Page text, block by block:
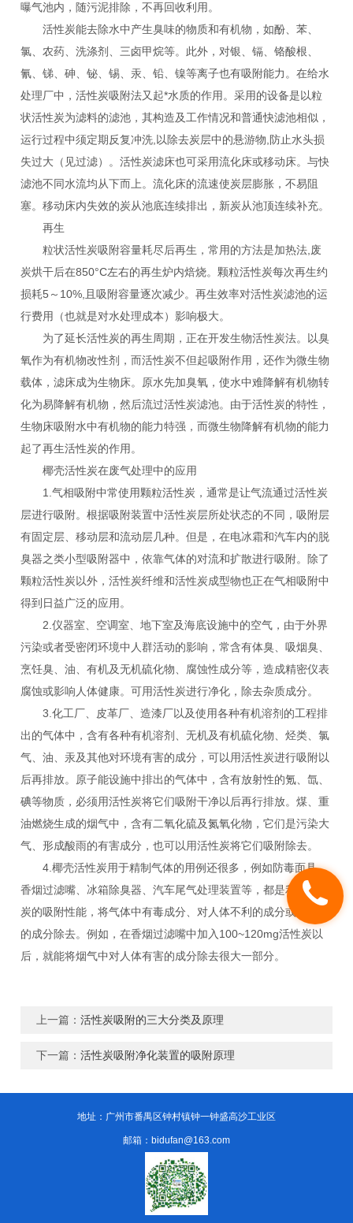
曝气池内，随污泥排除，不再回收利用。
活性炭能去除水中产生臭味的物质和有机物，如酚、苯、
氯、农药、洗涤剂、三卤甲烷等。此外，对银、镉、铬酸根、
氰、锑、砷、铋、锡、汞、铅、镍等离子也有吸附能力。在给水
处理厂中，活性炭吸附法又起*水质的作用。采用的设备是以粒
状活性炭为滤料的滤池，其构造及工作情况和普通快滤池相似，
运行过程中须定期反复冲洗,以除去炭层中的悬游物,防止水头损
失过大（见过滤）。活性炭滤床也可采用流化床或移动床。与快
滤池不同水流均从下而上。流化床的流速使炭层膨胀，不易阻
塞。移动床内失效的炭从池底连续排出，新炭从池顶连续补充。
再生
粒状活性炭吸附容量耗尽后再生，常用的方法是加热法,废
炭烘干后在850°C左右的再生炉内焙烧。颗粒活性炭每次再生约
损耗5～10%,且吸附容量逐次减少。再生效率对活性炭滤池的运
行费用（也就是对水处理成本）影响极大。
为了延长活性炭的再生周期，正在开发生物活性炭法。以臭
氧作为有机物改性剂，而活性炭不但起吸附作用，还作为微生物
载体，滤床成为生物床。原水先加臭氧，使水中难降解有机物转
化为易降解有机物，然后流过活性炭滤池。由于活性炭的特性，
生物床吸附水中有机物的能力特强，而微生物降解有机物的能力
起了再生活性炭的作用。
椰壳活性炭在废气处理中的应用
1.气相吸附中常使用颗粒活性炭，通常是让气流通过活性炭
层进行吸附。根据吸附装置中活性炭层所处状态的不同，吸附层
有固定层、移动层和流动层几种。但是，在电冰霜和汽车内的脱
臭器之类小型吸附器中，依靠气体的对流和扩散进行吸附。除了
颗粒活性炭以外，活性炭纤维和活性炭成型物也正在气相吸附中
得到日益广泛的应用。
2.仪器室、空调室、地下室及海底设施中的空气，由于外界
污染或者受密闭环境中人群活动的影响，常含有体臭、吸烟臭、
烹饪臭、油、有机及无机硫化物、腐蚀性成分等，造成精密仪表
腐蚀或影响人体健康。可用活性炭进行净化，除去杂质成分。
3.化工厂、皮革厂、造漆厂以及使用各种有机溶剂的工程排
出的气体中，含有各种有机溶剂、无机及有机硫化物、烃类、氯
气、油、汞及其他对环境有害的成分，可以用活性炭进行吸附以
后再排放。原子能设施中排出的气体中，含有放射性的氪、氙、
碘等物质，必须用活性炭将它们吸附干净以后再行排放。煤、重
油燃烧生成的烟气中，含有二氧化硫及氮氧化物，它们是污染大
气、形成酸雨的有害成分，也可以用活性炭将它们吸附除去。
4.椰壳活性炭用于精制气体的用例还很多，例如防毒面具、
香烟过滤嘴、冰箱除臭器、汽车尾气处理装置等，都是利用活性
炭的吸附性能，将气体中有毒成分、对人体不利的成分或有臭味
的成分除去。例如，在香烟过滤嘴中加入100~120mg活性炭以
后，就能将烟气中对人体有害的成分除去很大一部分。
上一篇：活性炭吸附的三大分类及原理
下一篇：活性炭吸附净化装置的吸附原理
地址：广州市番禺区钟村镇钟一钟盛高沙工业区
邮箱：bidufan@163.com